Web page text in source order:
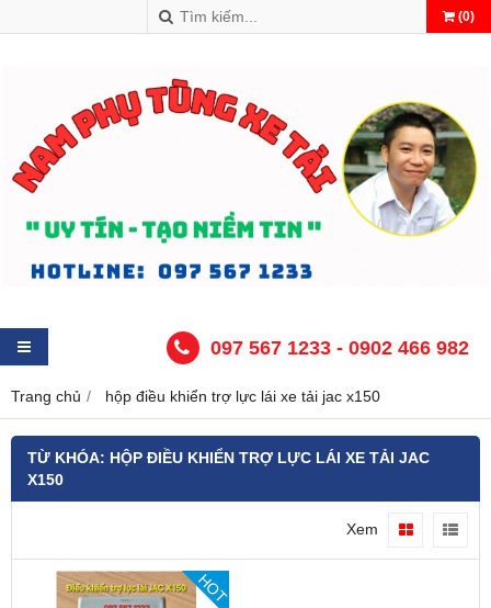
(0)
097 567 1233 - 0902 466 982
Trang chủ hộp điều khiển trợ lực lái xe tải jac x150
TỪ KHÓA: HỘP ĐIỀU KHIỂN TRỢ LỰC LÁI XE TẢI JAC
X150
Xem
HOT